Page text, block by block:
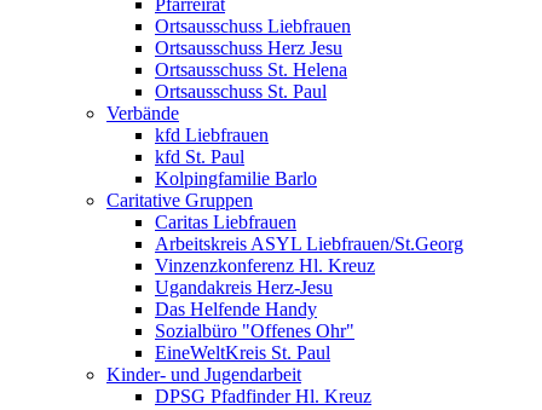
Ortsausschuss Liebfrauen
Ortsausschuss Herz Jesu
Ortsausschuss St. Helena
Ortsausschuss St. Paul
Verbände
kfd Liebfrauen
kfd St. Paul
Kolpingfamilie Barlo
Caritative Gruppen
Caritas Liebfrauen
Arbeitskreis ASYL Liebfrauen/St.Georg
Vinzenzkonferenz Hl. Kreuz
Ugandakreis Herz-Jesu
Das Helfende Handy
Sozialbüro "Offenes Ohr"
EineWeltKreis St. Paul
Kinder- und Jugendarbeit
DPSG Pfadfinder Hl. Kreuz